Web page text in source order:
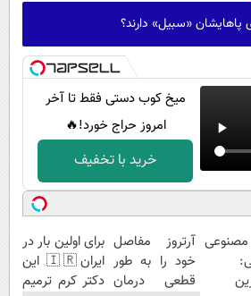
پاهایشان «سبیل» دارند؟
میخ کوب دستی فقط تا آخر
امروز حراج خورد!🔥
خرید با تخفیف
آرتروز مفاصل
خود را به طور
قطعی درمان
برای اولین بار در
ایران🇮🇷 این
دکتر کرم ترمیم